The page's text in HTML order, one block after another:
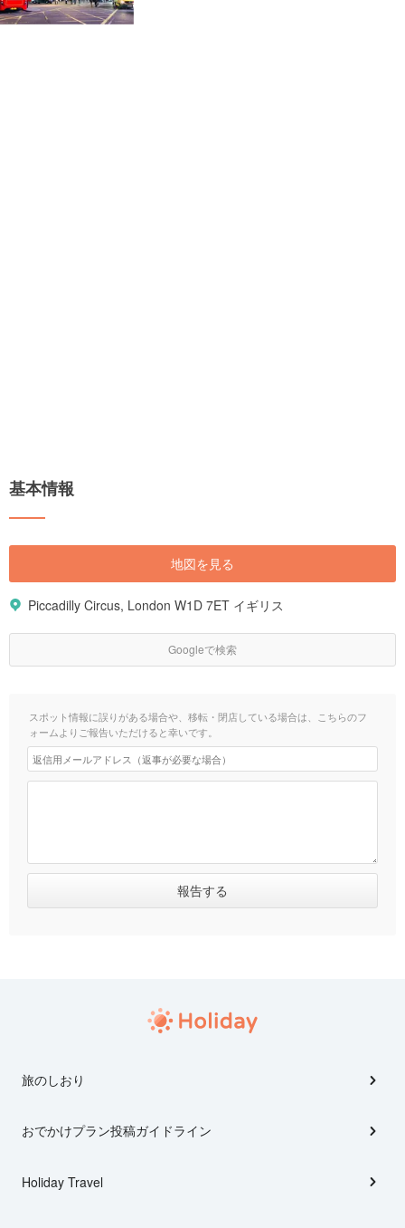
基本情報
地図を見る
Piccadilly Circus, London W1D 7ET イギリス
Googleで検索
スポット情報に誤りがある場合や、移転・閉店している場合は、こちらのフ
ォームよりご報告いただけると幸いです。
旅のしおり
おでかけプラン投稿ガイドライン
Holiday Travel